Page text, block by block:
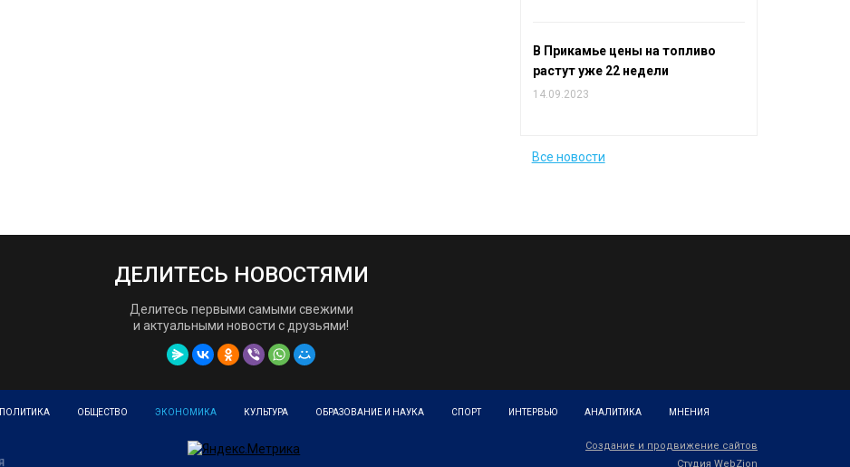
В Прикамье цены на топливо
растут уже 22 недели
14.09.2023
Все новости
ДЕЛИТЕСЬ НОВОСТЯМИ
Делитесь первыми самыми свежими
и актуальными новости с друзьями!
ПОЛИТИКА ОБЩЕСТВО ЭКОНОМИКА КУЛЬТУРА ОБРАЗОВАНИЕ И НАУКА СПОРТ ИНТЕРВЬЮ АНАЛИТИКА МНЕНИЯ
Создание и продвижение сайтов
Студия WebZion